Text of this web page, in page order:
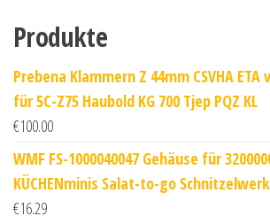
Produkte
Prebena Klammern Z 44mm CSVHA
für 5C-Z75 Haubold KG 700 Tjep PQZ KL
€100.00
WMF FS-1000040047 Gehäuse für
KÜCHENminis Salat-to-go Schnitzelwerk
€16.29